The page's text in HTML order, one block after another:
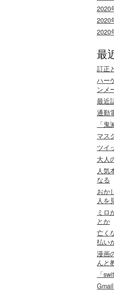
2020
2020
2020
最
訂正
ハー
ンメ
最近
通勤
「
マス
ツイ
大人
人気
なる
おか
人を
ミロ
とか
亡く
払い
漫画
んと
「